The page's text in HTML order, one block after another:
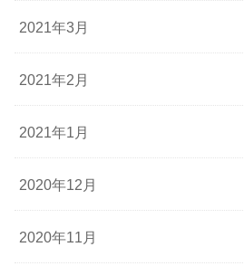
2021年3月
2021年2月
2021年1月
2020年12月
2020年11月